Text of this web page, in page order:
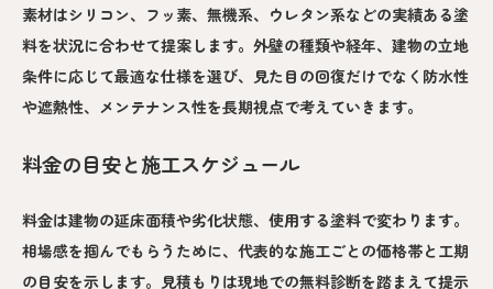
素材はシリコン、フッ素、無機系、ウレタン系などの実績ある塗
料を状況に合わせて提案します。外壁の種類や経年、建物の立地
条件に応じて最適な仕様を選び、見た目の回復だけでなく防水性
や遮熱性、メンテナンス性を長期視点で考えていきます。
料金の目安と施工スケジュール
料金は建物の延床面積や劣化状態、使用する塗料で変わります。
相場感を掴んでもらうために、代表的な施工ごとの価格帯と工期
の目安を示します。見積もりは現地での無料診断を踏まえて提示